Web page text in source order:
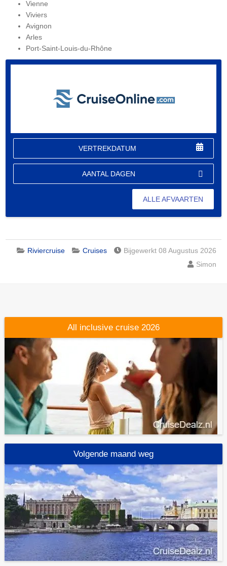
Vienne
Viviers
Avignon
Arles
Port-Saint-Louis-du-Rhône
VERTREKDATUM
AANTAL DAGEN
ALLE AFVAARTEN
Riviercruise Cruises
Bijgewerkt 08 Augustus 2026
Simon
All inclusive cruise 2026
Volgende maand weg